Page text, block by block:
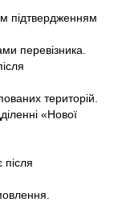
підтвердженням
перевізника.
територій.
«Нової